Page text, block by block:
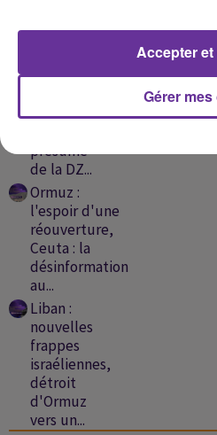
Israël:
discussions,
présumé
de la DZ...
Ormuz :
l'espoir d'une
réouverture,
Ceuta : la
désinformation
au...
Liban :
nouvelles
frappes
israéliennes,
détroit
d'Ormuz
vers un...
Gérer
Accepter